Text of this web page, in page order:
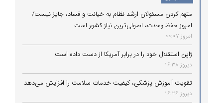
متهم کردن مسئولان ارشد نظام به خیانت و فساد، جایز نیست/
امروز حفظ وحدت، اصولی‌ترین نیاز کشور است
امروز 00:07
ژاپن استقلال خود را در برابر آمریکا از دست داده است
دیروز 16:38
تقویت آموزش پزشکی، کیفیت خدمات سلامت را افزایش می‌دهد
دیروز 16:26